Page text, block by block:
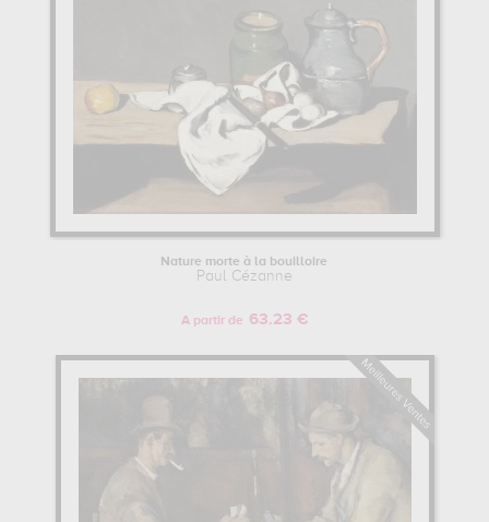
Nature morte à la bouilloire
Paul Cézanne
A partir de 63.23 €